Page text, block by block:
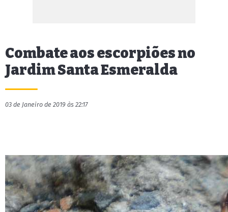
Combate aos escorpiões no
Jardim Santa Esmeralda
03 de Janeiro de 2019 às 22:17